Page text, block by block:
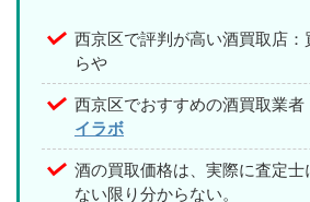
西京区で評判が高い酒買取店
らや
西京区でおすすめの酒買取業者
イラボ
酒の買取価格は、実際に査定
ない限り分からない。